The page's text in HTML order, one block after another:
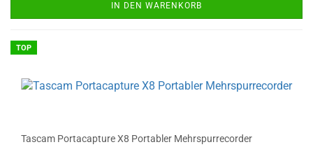
IN DEN WARENKORB
TOP
Tascam Portacapture X8 Portabler Mehrspurrecorder